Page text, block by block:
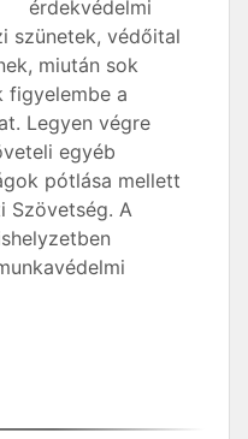
érdekvédelmi
szünetek, védőital
miután sok
figyelembe a
Legyen végre
egyéb
pótlása mellett
Szövetség. A